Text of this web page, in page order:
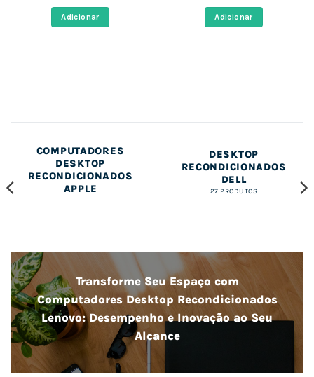
era:
523,00 €.
Adicionar
era:
1.079,00 €.
Adicionar
COMPUTADORES
DESKTOP
RECONDICIONADOS
APPLE
DESKTOP
RECONDICIONADOS
DELL
27 PRODUTOS
Transforme Seu Espaço com
Computadores Desktop Recondicionados
Lenovo: Desempenho e Inovação ao Seu
Alcance